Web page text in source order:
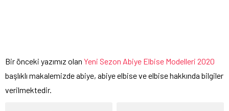
Bir önceki yazımız olan Yeni Sezon Abiye Elbise Modelleri 2020
başlıklı makalemizde abiye, abiye elbise ve elbise hakkında bilgiler
verilmektedir.